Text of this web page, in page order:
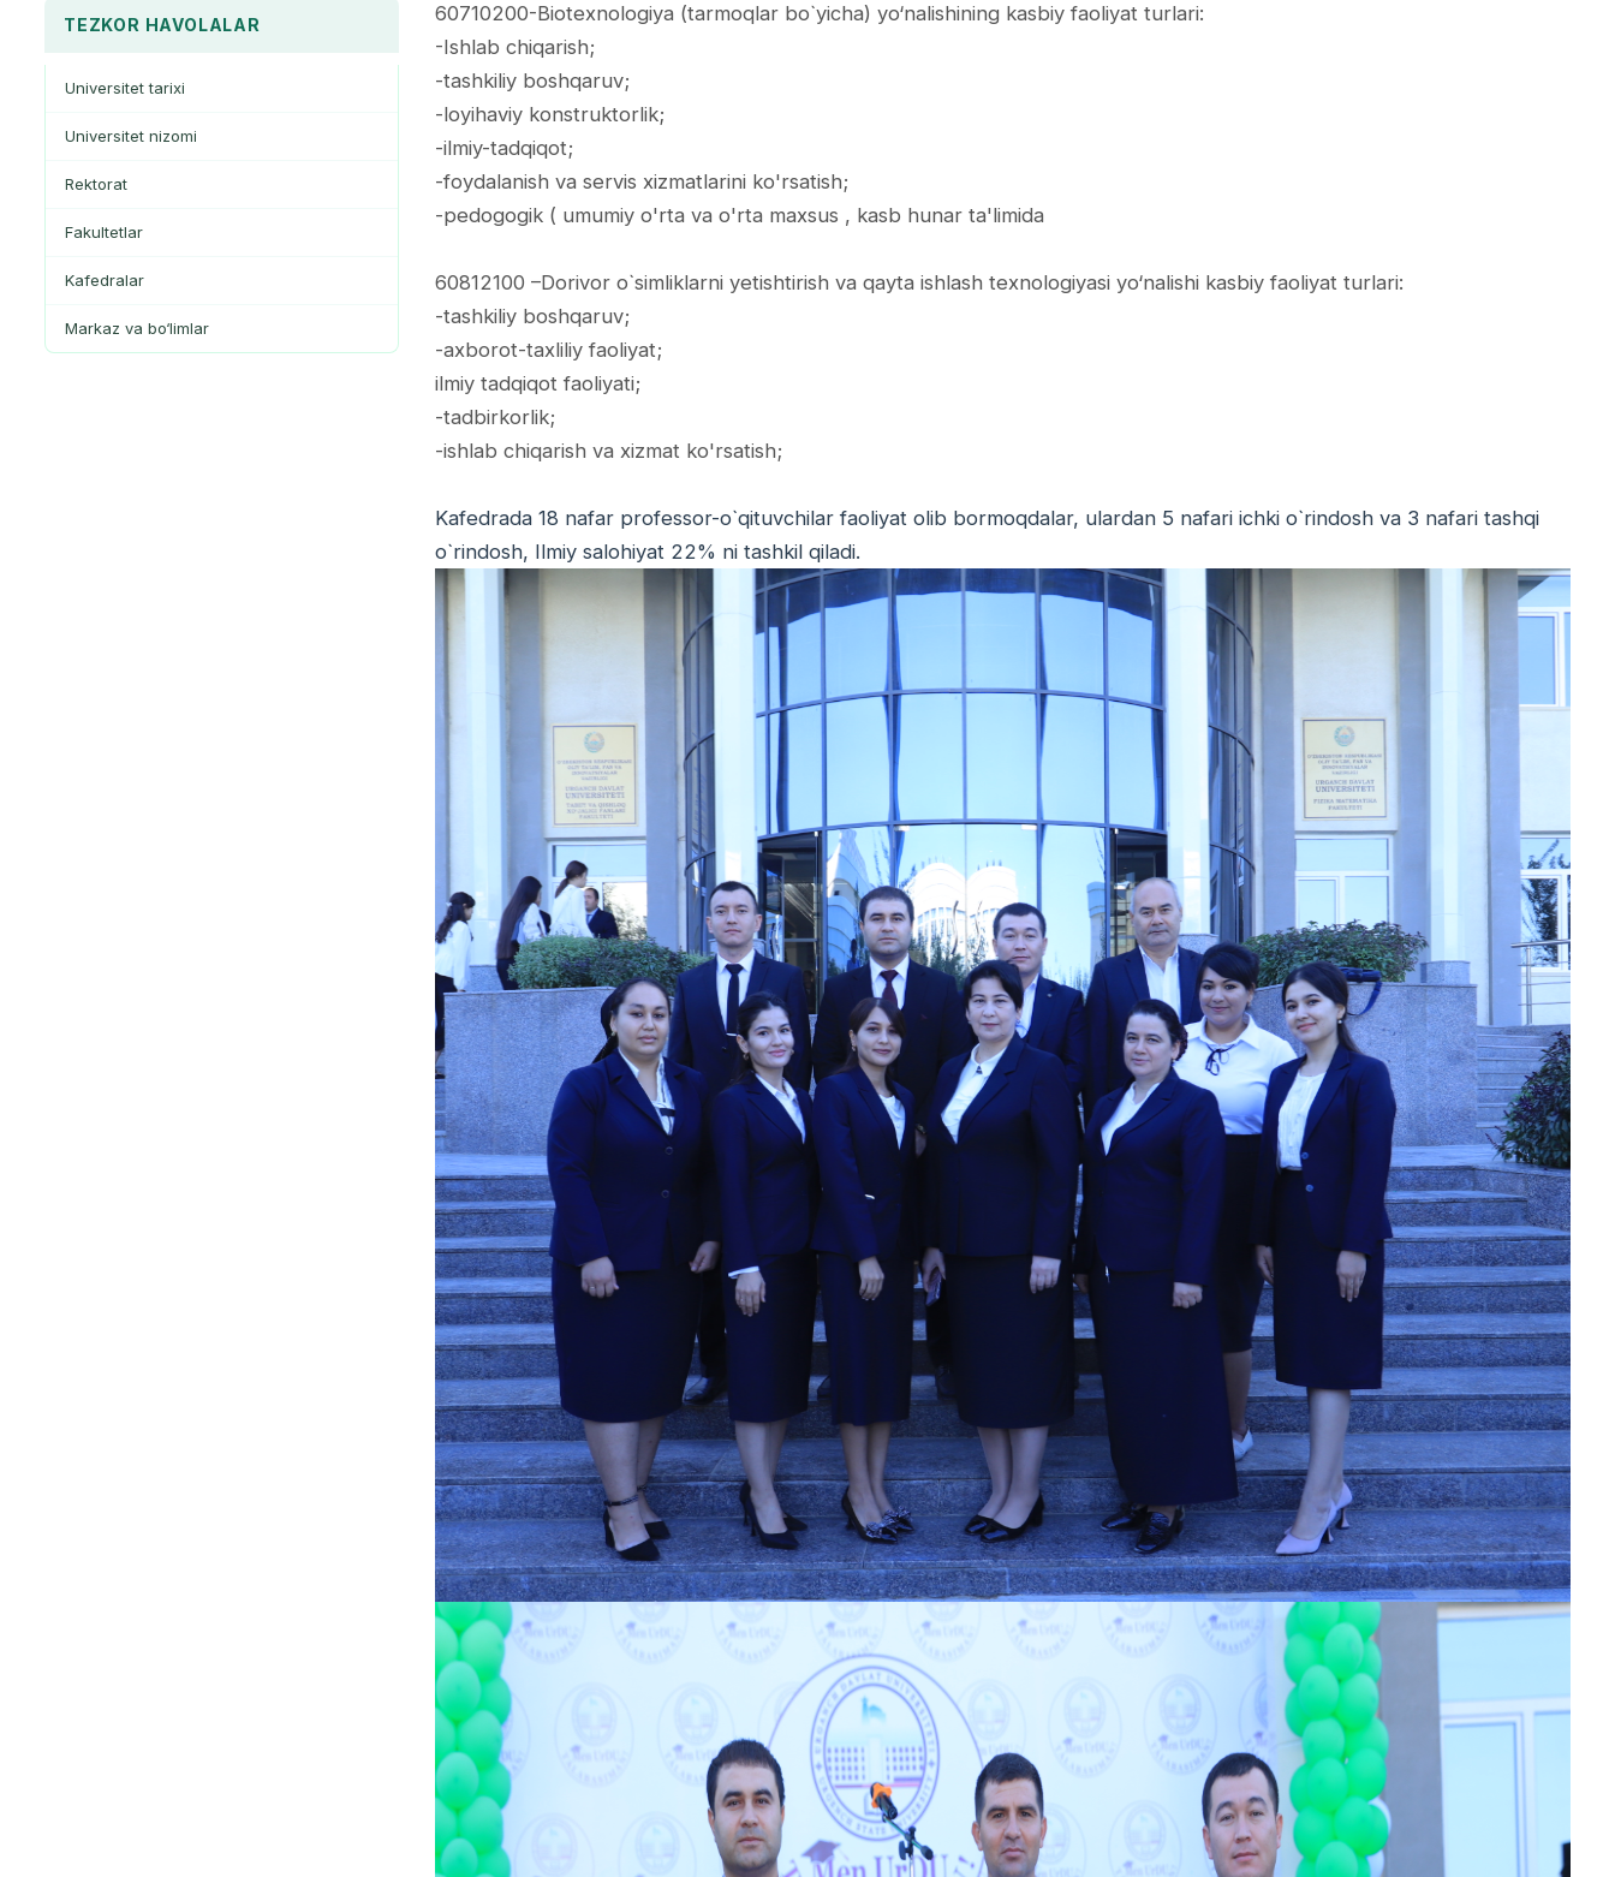
TEZKOR HAVOLALAR
Universitet tarixi
Universitet nizomi
Rektorat
Fakultetlar
Kafedralar
Markaz va bo‘limlar
60710200-Biotexnologiya (tarmoqlar bo`yicha) yo‘nalishining kasbiy faoliyat turlari:
-Ishlab chiqarish;
-tashkiliy boshqaruv;
-loyihaviy konstruktorlik;
-ilmiy-tadqiqot;
-foydalanish va servis xizmatlarini ko'rsatish;
-pedogogik ( umumiy o'rta va o'rta maxsus , kasb hunar ta'limida
60812100 –Dorivor o`simliklarni yetishtirish va qayta ishlash texnologiyasi yo‘nalishi kasbiy faoliyat turlari:
-tashkiliy boshqaruv;
-axborot-taxliliy faoliyat;
ilmiy tadqiqot faoliyati;
-tadbirkorlik;
-ishlab chiqarish va xizmat ko'rsatish;
Kafedrada 18 nafar professor-o`qituvchilar faoliyat olib bormoqdalar, ulardan 5 nafari ichki o`rindosh va 3 nafari tashqi
o`rindosh, Ilmiy salohiyat 22% ni tashkil qiladi.